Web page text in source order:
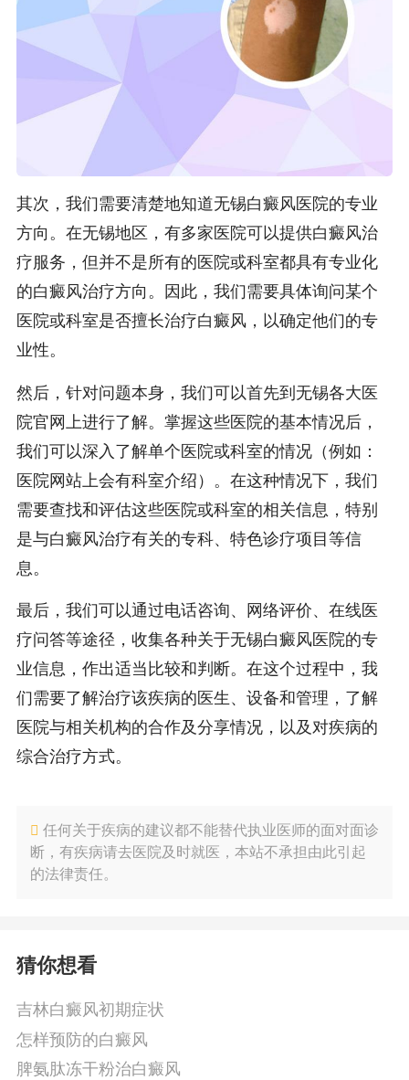
其次，我们需要清楚地知道无锡白癜风医院的专业
方向。在无锡地区，有多家医院可以提供白癜风治
疗服务，但并不是所有的医院或科室都具有专业化
的白癜风治疗方向。因此，我们需要具体询问某个
医院或科室是否擅长治疗白癜风，以确定他们的专
业性。
然后，针对问题本身，我们可以首先到无锡各大医
院官网上进行了解。掌握这些医院的基本情况后，
我们可以深入了解单个医院或科室的情况（例如：
医院网站上会有科室介绍）。在这种情况下，我们
需要查找和评估这些医院或科室的相关信息，特别
是与白癜风治疗有关的专科、特色诊疗项目等信
息。
最后，我们可以通过电话咨询、网络评价、在线医
疗问答等途径，收集各种关于无锡白癜风医院的专
业信息，作出适当比较和判断。在这个过程中，我
们需要了解治疗该疾病的医生、设备和管理，了解
医院与相关机构的合作及分享情况，以及对疾病的
综合治疗方式。
任何关于疾病的建议都不能替代执业医师的面对面诊
断，有疾病请去医院及时就医，本站不承担由此引起
的法律责任。
猜你想看
吉林白癜风初期症状
怎样预防的白癜风
脾氨肽冻干粉治白癜风